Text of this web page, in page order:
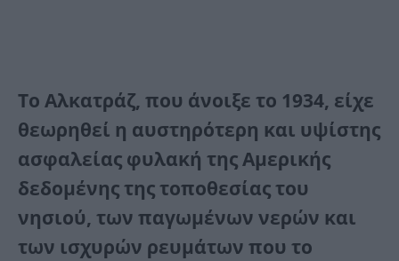
Το Αλκατράζ, που άνοιξε το 1934, είχε
θεωρηθεί η αυστηρότερη και υψίστης
ασφαλείας φυλακή της Αμερικής
δεδομένης της τοποθεσίας του
νησιού, των παγωμένων νερών και
των ισχυρών ρευμάτων που το